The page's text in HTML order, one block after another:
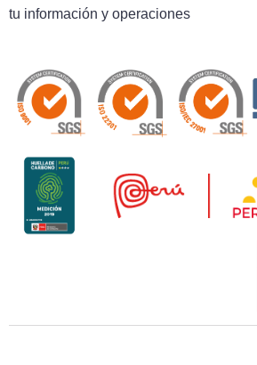
tu información y operaciones